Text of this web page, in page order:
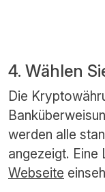
4. Wählen
Die
werden alle
angezeigt. Eine
Webseite